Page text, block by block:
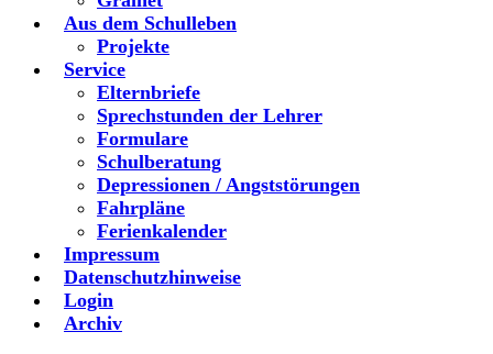
Aus dem Schulleben
Projekte
Service
Elternbriefe
Sprechstunden der Lehrer
Formulare
Schulberatung
Depressionen / Angststörungen
Fahrpläne
Ferienkalender
Impressum
Datenschutzhinweise
Login
Archiv